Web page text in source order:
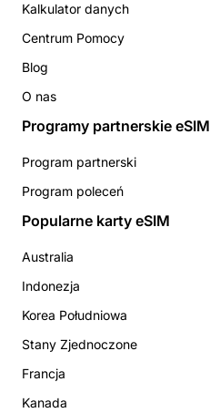
Kalkulator danych
Centrum Pomocy
Blog
O nas
Programy partnerskie eSIM
Program partnerski
Program poleceń
Popularne karty eSIM
Australia
Indonezja
Korea Południowa
Stany Zjednoczone
Francja
Kanada